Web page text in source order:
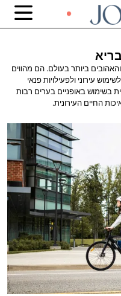
ביותר בעולם. הם מהווים
עירוני ולפעילויות פנאי
בשימוש באופניים בערים רבות
החיים העירונית.